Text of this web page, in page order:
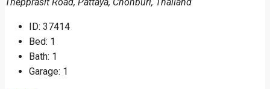
ID: 37414
Bed: 1
Bath: 1
Garage: 1